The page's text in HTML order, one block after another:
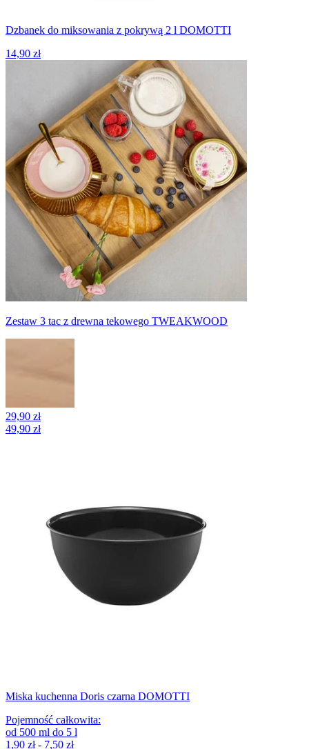
Dzbanek do miksowania z pokrywą 2 l DOMOTTI
14,90 zł
Zestaw 3 tac z drewna tekowego TWEAKWOOD
29,90 zł
49,90 zł
Miska kuchenna Doris czarna DOMOTTI
Pojemność całkowita:
od 500 ml do 5 l
1,90 zł - 7,50 zł